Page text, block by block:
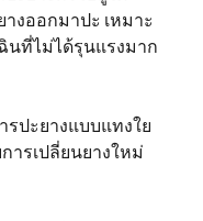
างออกมาปะ เหมาะ
นที่ไม่ได้รุนแรงมาก
รปะยางแบบแทงใย
ารเปลี่ยนยางใหม่